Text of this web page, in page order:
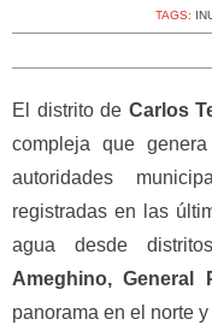
TAGS:
El distrito de Carlos
compleja que
autoridades
registradas en las
agua desde
Ameghino, General
panorama en el norte